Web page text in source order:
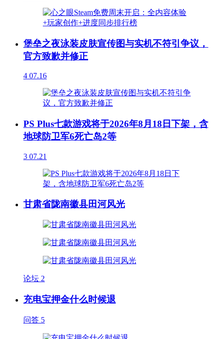
堡垒之夜泳装皮肤宣传图与实机不符引争议，
官方致歉并修正
4 07.16
PS Plus七款游戏将于2026年8月18日下架，含
地球防卫军6死亡岛2等
3 07.21
甘肃省陇南徽县田河风光
论坛 2
充电宝押金什么时候退
问答 5